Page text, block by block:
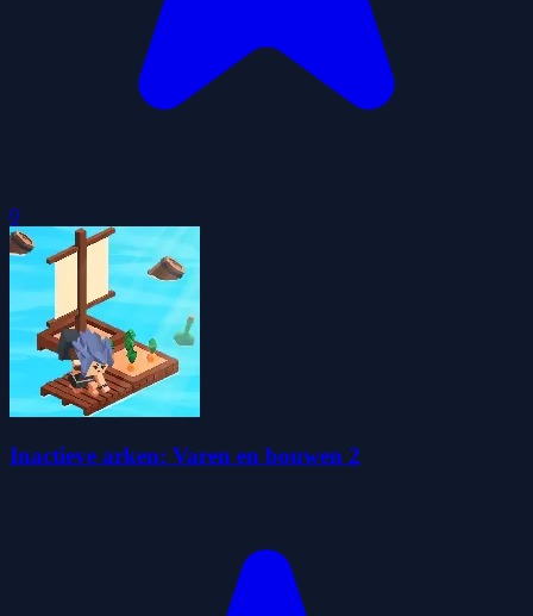
0
Inactieve arken: Varen en bouwen 2